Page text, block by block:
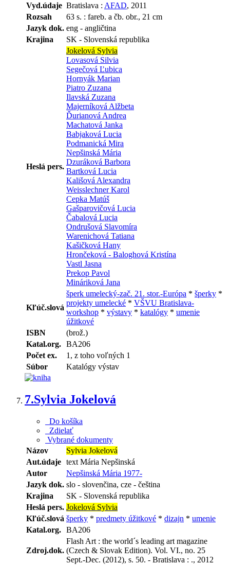
Vyd.údaje Bratislava : AFAD, 2011
Rozsah
63 s. : fareb. a čb. obr., 21 cm
Jazyk dok. eng - angličtina
Krajina
SK - Slovenská republika
Heslá pers.
Jokelová Sylvia
Lovasová Silvia
Segečová Ľubica
Hornyák Marian
Piatro Zuzana
Ilavská Zuzana
Majerníková Alžbeta
Ďurianová Andrea
Machatová Janka
Babjaková Lucia
Podmanická Mira
Nepšinská Mária
Dzuráková Barbora
Bartková Lucia
Kališová Alexandra
Weisslechner Karol
Cepka Matúš
Gašparovičová Lucia
Čabalová Lucia
Ondrušová Slavomíra
Warenichová Tatiana
Kašičková Hany
Hrončeková - Baloghová Kristína
Vastl Jasna
Prekop Pavol
Mináriková Jana
Kľúč.slová
šperk umelecký-zač. 21. stor.-Európa * šperky *
projekty umelecké * VŠVU Bratislava-
workshop * výstavy * katalógy * umenie
úžitkové
ISBN
(brož.)
Katal.org. BA206
Počet ex.
1, z toho voľných 1
Súbor
Katalógy výstav
7.Sylvia Jokelová
Do košíka
Zdielať
Vybrané dokumenty
Názov
Sylvia Jokelová
Aut.údaje text Mária Nepšinská
Autor
Nepšinská Mária 1977-
Jazyk dok. slo - slovenčina, cze - čeština
Krajina
SK - Slovenská republika
Heslá pers. Jokelová Sylvia
Kľúč.slová šperky * predmety úžitkové * dizajn * umenie
Katal.org. BA206
Zdroj.dok.
Flash Art : the world´s leading art magazine
(Czech & Slovak Edition). Vol. VI., no. 25
Sept.-Dec. (2012), s. 50. - Bratislava : ., 2012